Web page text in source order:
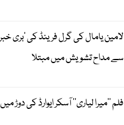
لامین یامال کی گرل فرینڈ کی ’بری
سے مداح تشویش میں مبتلا
فلم ’’میرا لیاری‘‘ آسکر ایوارڈ کی